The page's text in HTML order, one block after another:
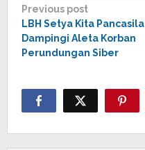
Post
navigation
Previous post
LBH Setya Kita Pancasila
Dampingi Aleta Korban
Perundungan Siber